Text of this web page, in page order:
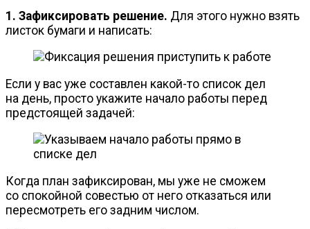
1. Зафиксировать решение. Для этого нужно взять
листок бумаги и написать:
Если у вас уже составлен какой-то список дел
на день, просто укажите начало работы перед
предстоящей задачей:
Когда план зафиксирован, мы уже не сможем
со спокойной совестью от него отказаться или
пересмотреть его задним числом.